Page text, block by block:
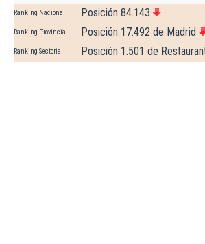
Ranking Nacional Posición 84.143
Ranking Provincial Posición 17.492 de Madrid
Ranking Sectorial Posición 1.501 de